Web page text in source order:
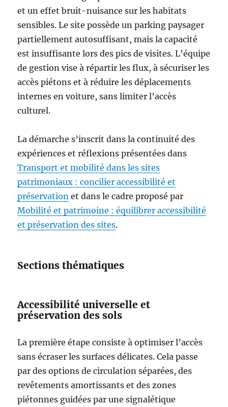
et un effet bruit-nuisance sur les habitats
sensibles. Le site possède un parking paysager
partiellement autosuffisant, mais la capacité
est insuffisante lors des pics de visites. L’équipe
de gestion vise à répartir les flux, à sécuriser les
accès piétons et à réduire les déplacements
internes en voiture, sans limiter l’accès
culturel.
La démarche s’inscrit dans la continuité des
expériences et réflexions présentées dans
Transport et mobilité dans les sites
patrimoniaux : concilier accessibilité et
préservation et dans le cadre proposé par
Mobilité et patrimoine : équilibrer accessibilité
et préservation des sites.
Sections thématiques
Accessibilité universelle et
préservation des sols
La première étape consiste à optimiser l’accès
sans écraser les surfaces délicates. Cela passe
par des options de circulation séparées, des
revêtements amortissants et des zones
piétonnes guidées par une signalétique